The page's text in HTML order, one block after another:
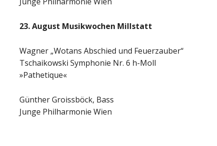
23. August Musikwochen Millstatt
Wagner „Wotans Abschied und Feuerzauber“
Tschaikowski Symphonie Nr. 6 h-Moll
»Pathetique«
Günther Groissböck, Bass
Junge Philharmonie Wien